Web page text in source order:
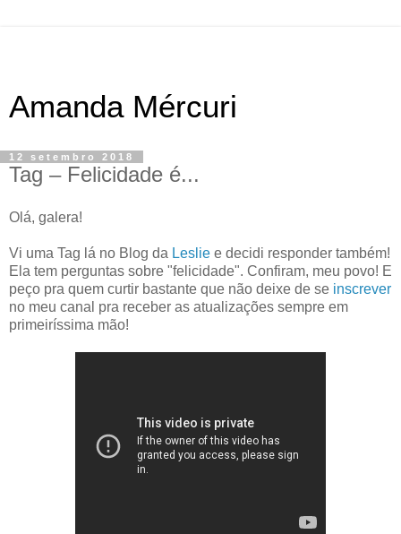
Amanda Mércuri
12 setembro 2018
Tag – Felicidade é...
Olá, galera!
Vi uma Tag lá no Blog da Leslie e decidi responder também!
Ela tem perguntas sobre "felicidade". Confiram, meu povo! E
peço pra quem curtir bastante que não deixe de se inscrever
no meu canal pra receber as atualizações sempre em
primeiríssima mão!